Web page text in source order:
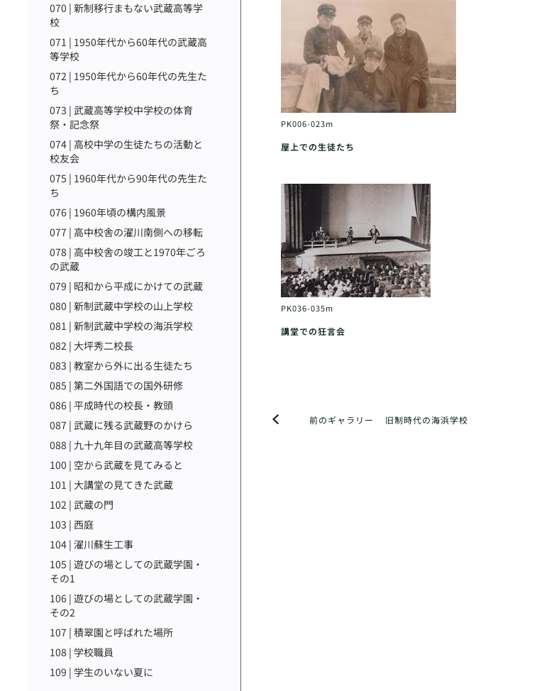
070 | 新制移行まもない武蔵高等学
校
071 | 1950年代から60年代の武蔵高
等学校
072 | 1950年代から60年代の先生た
ち
073 | 武蔵高等学校中学校の体育
祭・記念祭
074 | 高校中学の生徒たちの活動と
校友会
075 | 1960年代から90年代の先生た
ち
076 | 1960年頃の構内風景
077 | 高中校舎の濯川南側への移転
078 | 高中校舎の竣工と1970年ごろ
の武蔵
079 | 昭和から平成にかけての武蔵
080 | 新制武蔵中学校の山上学校
081 | 新制武蔵中学校の海浜学校
082 | 大坪秀二校長
083 | 教室から外に出る生徒たち
085 | 第二外国語での国外研修
086 | 平成時代の校長・教頭
087 | 武蔵に残る武蔵野のかけら
088 | 九十九年目の武蔵高等学校
100 | 空から武蔵を見てみると
101 | 大講堂の見てきた武蔵
102 | 武蔵の門
103 | 西庭
104 | 濯川蘇生工事
105 | 遊びの場としての武蔵学園・
その1
106 | 遊びの場としての武蔵学園・
その2
107 | 積翠園と呼ばれた場所
108 | 学校職員
109 | 学生のいない夏に
PK006-023m
屋上での生徒たち
PK036-035m
講堂での狂言会
前のギャラリー 旧制時代の海浜学校